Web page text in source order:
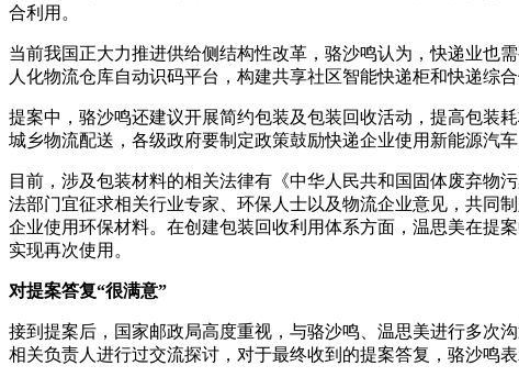
合利用。
当前我国正大力推进供给侧结构性改革，骆沙鸣认为，快递业也
人化物流仓库自动识码平台，构建共享社区智能快递柜和快递综
提案中，骆沙鸣还建议开展简约包装及包装回收活动，提高包装
城乡物流配送，各级政府要制定政策鼓励快递企业使用新能源汽车
目前，涉及包装材料的相关法律有《中华人民共和国固体废弃物
法部门宜征求相关行业专家、环保人士以及物流企业意见，共同
企业使用环保材料。在创建包装回收利用体系方面，温思美在提
实现再次使用。
对提案答复“很满意”
接到提案后，国家邮政局高度重视，与骆沙鸣、温思美进行多次
相关负责人进行过交流探讨，对于最终收到的提案答复，骆沙鸣